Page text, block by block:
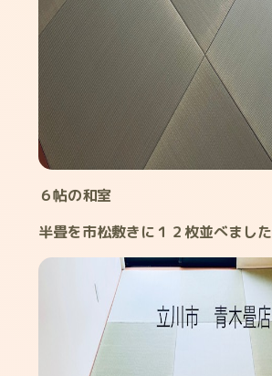
６帖の和室
半畳を市松敷きに１２枚並べました